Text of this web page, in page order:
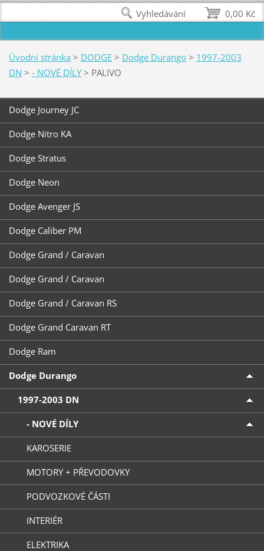
Úvodní stránka > DODGE > Dodge Durango > 1997-2003
DN > - NOVÉ DÍLY > PALIVO
Dodge Journey JC
Dodge Nitro KA
Dodge Stratus
Dodge Neon
Dodge Avenger JS
Dodge Caliber PM
Dodge Grand / Caravan
Dodge Grand / Caravan
Dodge Grand / Caravan RS
Dodge Grand Caravan RT
Dodge Ram
Dodge Durango
1997-2003 DN
- NOVÉ DÍLY
KAROSERIE
MOTORY + PŘEVODOVKY
PODVOZKOVÉ ČÁSTI
INTERIÉR
ELEKTRIKA
0,00 Kč
Vyhledávání